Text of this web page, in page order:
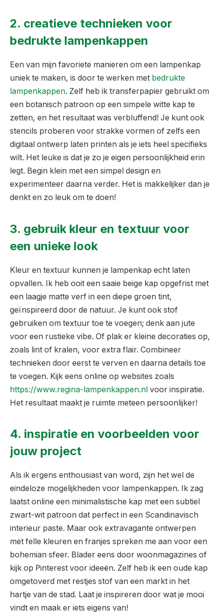
2. creatieve technieken voor
bedrukte lampenkappen
Een van mijn favoriete manieren om een lampenkap
uniek te maken, is door te werken met bedrukte
lampenkappen. Zelf heb ik transferpapier gebruikt om
een botanisch patroon op een simpele witte kap te
zetten, en het resultaat was verbluffend! Je kunt ook
stencils proberen voor strakke vormen of zelfs een
digitaal ontwerp laten printen als je iets heel specifieks
wilt. Het leuke is dat je zo je eigen persoonlijkheid erin
legt. Begin klein met een simpel design en
experimenteer daarna verder. Het is makkelijker dan je
denkt en zo leuk om te doen!
3. gebruik kleur en textuur voor
een unieke look
Kleur en textuur kunnen je lampenkap echt laten
opvallen. Ik heb ooit een saaie beige kap opgefrist met
een laagje matte verf in een diepe groen tint,
geïnspireerd door de natuur. Je kunt ook stof
gebruiken om textuur toe te voegen; denk aan jute
voor een rustieke vibe. Of plak er kleine decoraties op,
zoals lint of kralen, voor extra flair. Combineer
technieken door eerst te verven en daarna details toe
te voegen. Kijk eens online op websites zoals
https://www.regina-lampenkappen.nl voor inspiratie.
Het resultaat maakt je ruimte meteen persoonlijker!
4. inspiratie en voorbeelden voor
jouw project
Als ik ergens enthousiast van word, zijn het wel de
eindeloze mogelijkheden voor lampenkappen. Ik zag
laatst online een minimalistische kap met een subtiel
zwart-wit patroon dat perfect in een Scandinavisch
interieur paste. Maar ook extravagante ontwerpen
met felle kleuren en franjes spreken me aan voor een
bohemian sfeer. Blader eens door woonmagazines of
kijk op Pinterest voor ideeën. Zelf heb ik een oude kap
omgetoverd met restjes stof van een markt in het
hartje van de stad. Laat je inspireren door wat je mooi
vindt en maak er iets eigens van!